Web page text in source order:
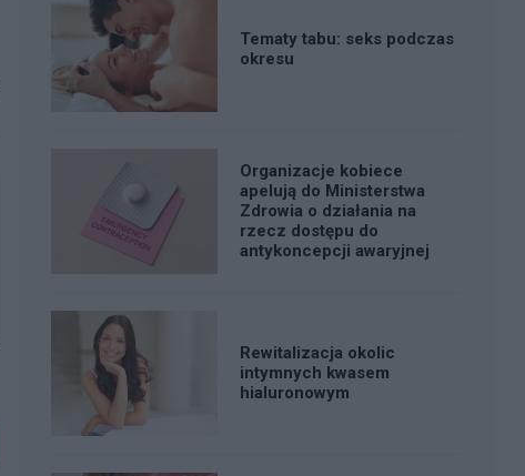
Tematy tabu: seks podczas
okresu
Organizacje kobiece
apelują do Ministerstwa
Zdrowia o działania na
rzecz dostępu do
antykoncepcji awaryjnej
Rewitalizacja okolic
intymnych kwasem
hialuronowym